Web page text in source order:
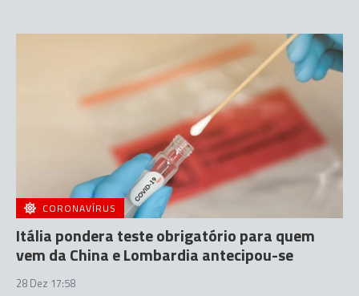
CORONAVÍRUS
Itália pondera teste obrigatório para quem
vem da China e Lombardia antecipou-se
28 Dez 17:58